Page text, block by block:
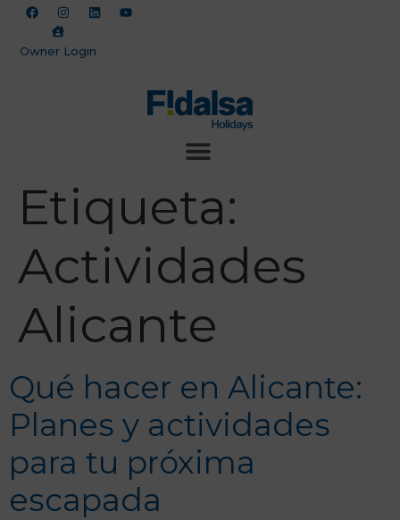
Owner Login
Etiqueta:
Actividades
Alicante
Qué hacer en Alicante:
Planes y actividades
para tu próxima
escapada